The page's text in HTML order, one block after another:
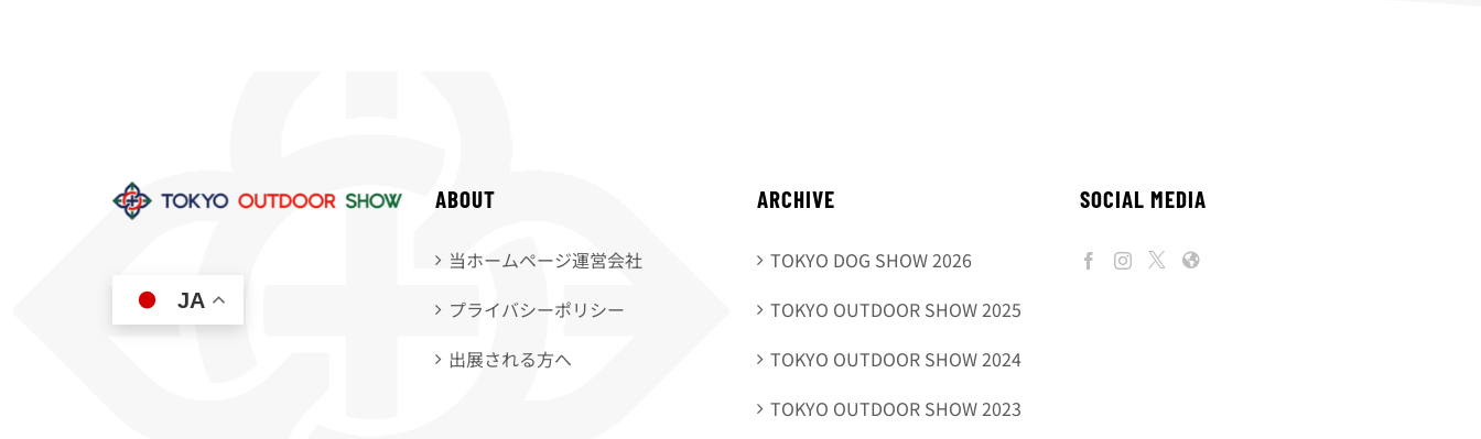
JA
ABOUT
当ホームページ運営会社
プライバシーポリシー
出展される方へ
ARCHIVE
TOKYO DOG SHOW 2026
TOKYO OUTDOOR SHOW 2025
TOKYO OUTDOOR SHOW 2024
TOKYO OUTDOOR SHOW 2023
SOCIAL MEDIA